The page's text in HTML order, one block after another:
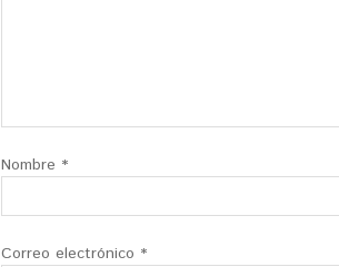
Nombre *
Correo electrónico *